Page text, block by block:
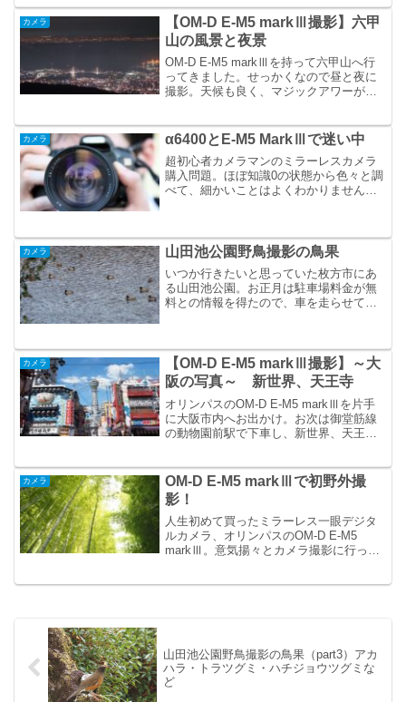
カメラ
【OM-D E-M5 markⅢ撮影】六甲
山の風景と夜景
OM-D E-M5 markⅢを持って六甲山へ行
ってきました。せっかくなので昼と夜に
撮影。天候も良く、マジックアワーが見
カメラ α6400とE-M5 MarkⅢで迷い中
超初心者カメラマンのミラーレスカメラ
購入問題。ほぼ知識0の状態から色々と調
べて、細かいことはよくわかりません
が、...
カメラ 山田池公園野鳥撮影の鳥果
いつか行きたいと思っていた枚方市にあ
る山田池公園。お正月は駐車場料金が無
料との情報を得たので、車を走らせてち
た。正月に山田池公園で撮影した野鳥た
ち2021年お正月に山田...
カメラ
【OM-D E-M5 markⅢ撮影】～大
阪の写真～ 新世界、天王寺
オリンパスのOM-D E-M5 markⅢを片手
に大阪市内へお出かけ。お次は御堂筋線
の動物園前駅で下車し、新世界、天王寺
カメラ
OM-D E-M5 markⅢで初野外撮
影！
人生初めて買ったミラーレス一眼デジタ
ルカメラ、オリンパスのOM-D E-M5
markⅢ。意気揚々とカメラ撮影に行った
山田池公園野鳥撮影の鳥果（part3）アカ
ハラ・トラツグミ・ハチジョウツグミな
ど